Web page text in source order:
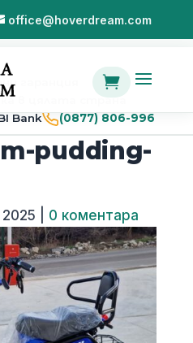
office@hoverdream.com

гаранция
в цялата страна
Bank
(0877) 806-996
pudding-
2025 0 коментара